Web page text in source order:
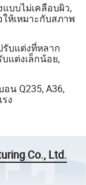
บบไม่เคลือบผิว,
ห้เหมาะกับสภาพ
รับแต่งที่หลาก
แต่งเล็กน้อย,
น Q235, A36,
ง
Co., Ltd.